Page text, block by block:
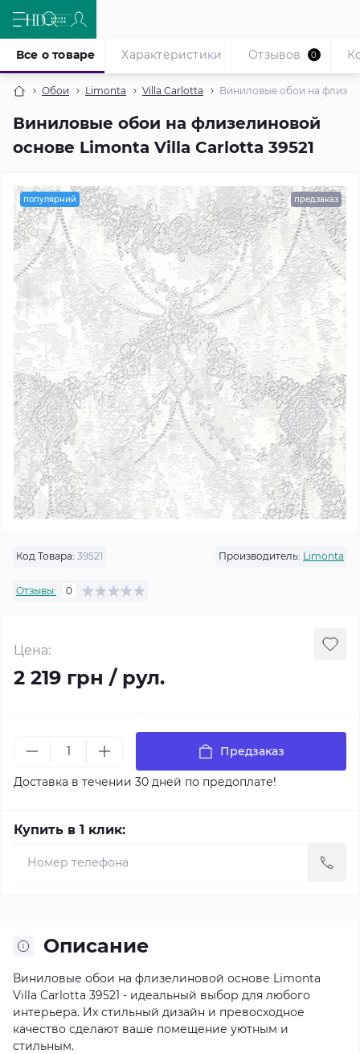
Обои Limonta Villa Carlotta Виниловые обои на
Виниловые обои на флизелиновой
основе Limonta Villa Carlotta 39521
Все о товаре Характеристики Отзывов 0
популярний предзаказ
Код Товара: 39521 Производитель: Limonta
Отзывы: 0
Цена:
2 219 грн / рул.
Предзаказ
Доставка в течении 30 дней по предоплате!
Купить в 1 клик:
Описание
Виниловые обои на флизелиновой основе Limonta
Villa Carlotta 39521 - идеальный выбор для любого
интерьера. Их стильный дизайн и превосходное
качество сделают ваше помещение уютным и
стильным.